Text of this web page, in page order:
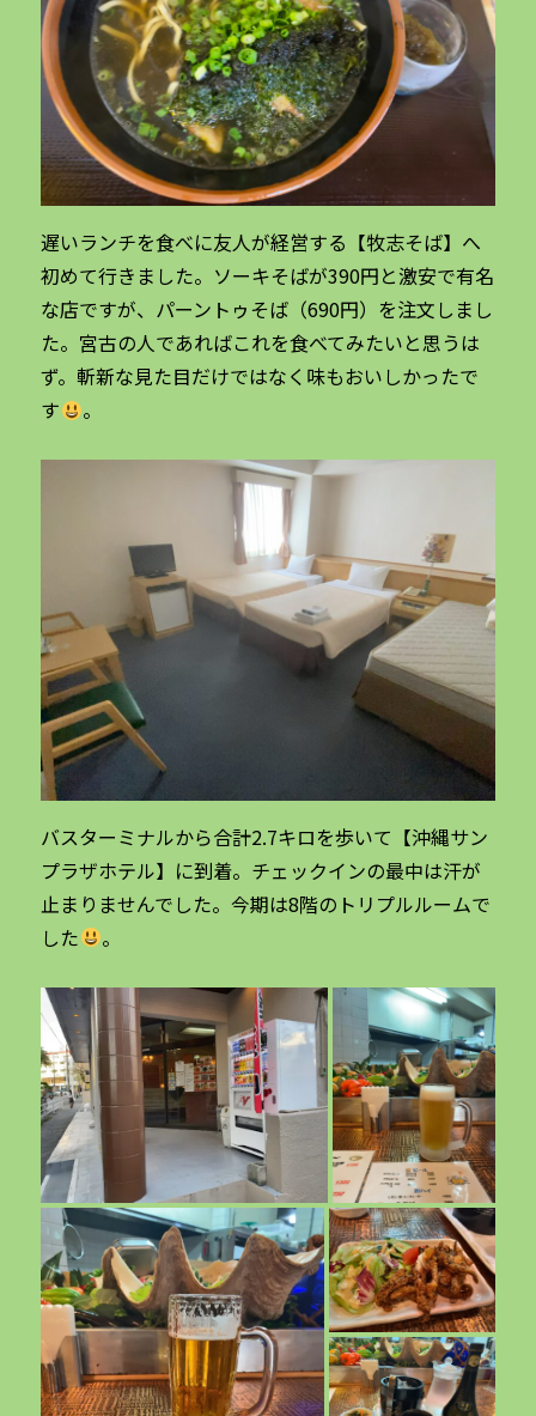
遅いランチを食べに友人が経営する【牧志そば】へ
初めて行きました。ソーキそばが390円と激安で有名
な店ですが、パーントゥそば（690円）を注文しまし
た。宮古の人であればこれを食べてみたいと思うは
ず。斬新な見た目だけではなく味もおいしかったで
す
。
バスターミナルから合計2.7キロを歩いて【沖縄サン
プラザホテル】に到着。チェックインの最中は汗が
止まりませんでした。今期は8階のトリプルルームで
した
。